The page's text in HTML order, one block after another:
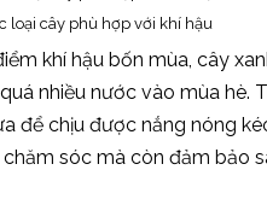
loại cây phù hợp với khí hậu
khí hậu bốn mùa, cây
nhiều nước vào mùa hè.
để chịu được nắng nóng
sóc mà còn đảm bảo